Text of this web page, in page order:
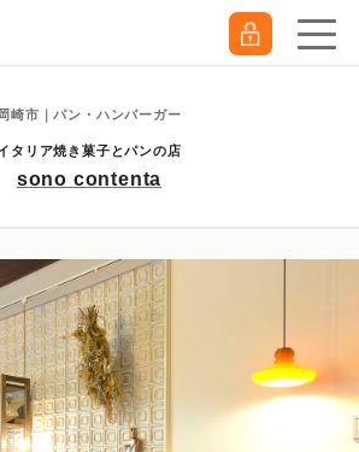
岡崎市｜パン・ハンバーガー
タリア焼き菓子とパンの店
sono contenta